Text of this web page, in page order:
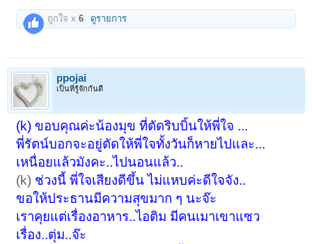
ถูกใจ x6 ดูรายการ
ppojai
เป็นที่รู้จักกันดี
(k) ขอบคุณค่ะน้องมุข ที่ตัดริบบิ้นให้พี่ใจ ...
พี่รัตน์บอกจะอยู่ตัดให้พี่ใจทั้งวันก็หายไปและ...
เหนื่อยแล้วมังคะ..ไปนอนแล้ว..
(k) ช่วงนี้ พี่ใจเสียงดีขึ้น ไม่แหบค่ะดีใจจัง..
ขอให้ประธานมีความสุขมาก ๆ นะจ๊ะ
เราคุยแต่เรื่องอาหาร..ไอติม มีคนเมาเขาแซว
เรื่อง..ตุ่ม..จ๊ะ